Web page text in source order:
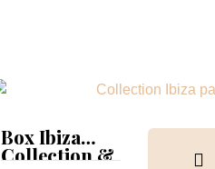
Box Ibiza
Collection &